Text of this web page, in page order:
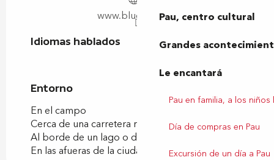
Pau, centro cultural
Grandes
Le encantará
Pau en familia, a los niños
Día de compras en Pau
Excursión de un día a Pau
www.bluegreen.fr
Idiomas hablados
Idiomas hablados
Entorno
Entorno
En el campo
Cerca de una carretera nacional
Al borde de un lago o de un estanque
En las afueras de la ciudad